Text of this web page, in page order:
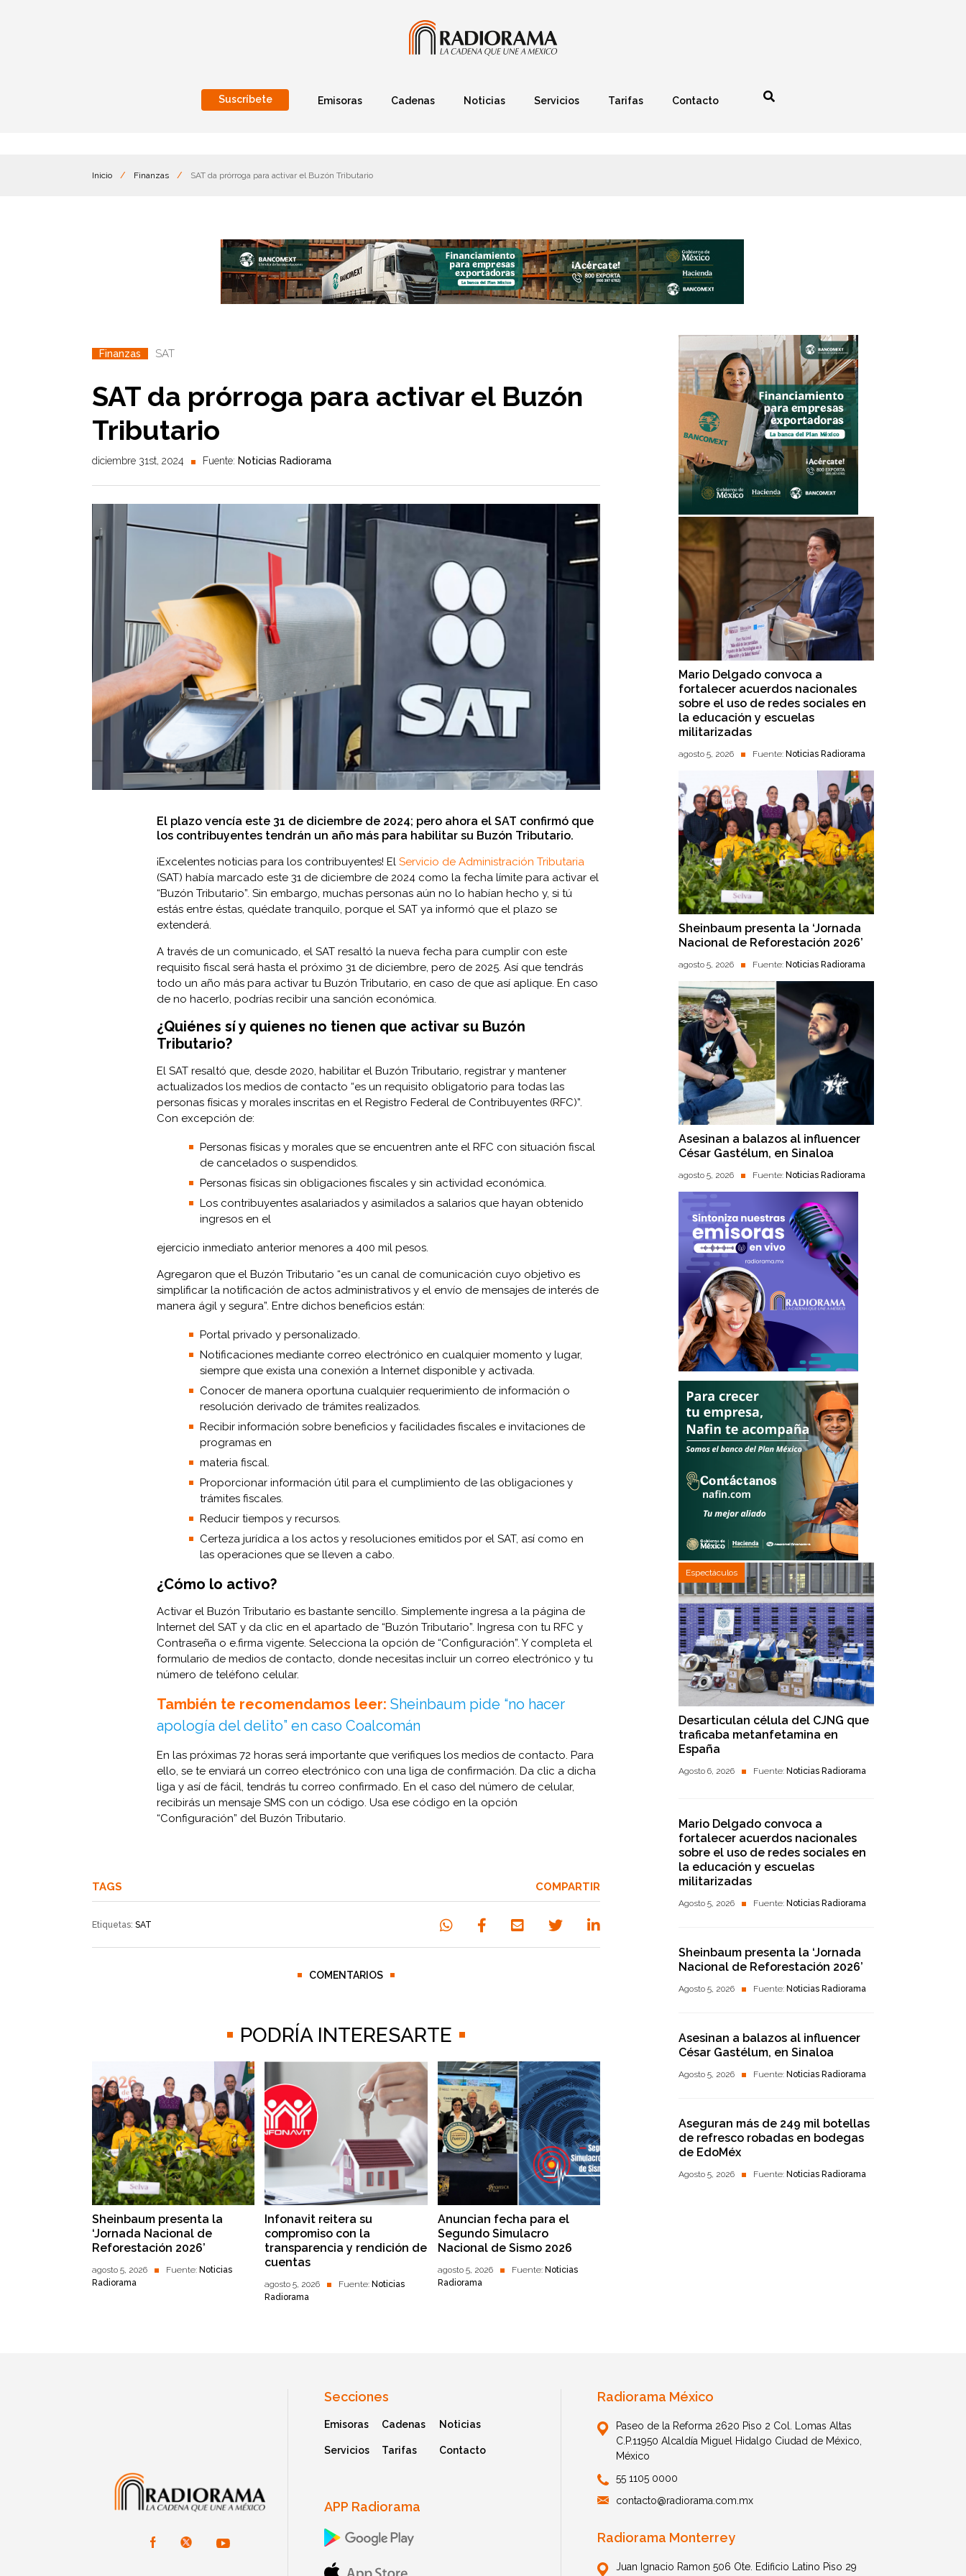
Suscríbete Emisoras Cadenas Noticias Servicios Tarifas Contacto
Inicio / Finanzas / SAT da prórroga para activar el Buzón Tributario
Finanzas SAT
SAT da prórroga para activar el Buzón
Tributario
diciembre 31st, 2024 Fuente: Noticias Radiorama
El plazo vencía este 31 de diciembre de 2024; pero ahora el SAT confirmó que
los contribuyentes tendrán un año más para habilitar su Buzón Tributario.
¡Excelentes noticias para los contribuyentes! El Servicio de Administración Tributaria
(SAT) había marcado este 31 de diciembre de 2024 como la fecha límite para activar el
“Buzón Tributario”. Sin embargo, muchas personas aún no lo habían hecho y, si tú
estás entre éstas, quédate tranquilo, porque el SAT ya informó que el plazo se
extenderá.
A través de un comunicado, el SAT resaltó la nueva fecha para cumplir con este
requisito fiscal será hasta el próximo 31 de diciembre, pero de 2025. Así que tendrás
todo un año más para activar tu Buzón Tributario, en caso de que así aplique. En caso
de no hacerlo, podrías recibir una sanción económica.
¿Quiénes sí y quienes no tienen que activar su Buzón
Tributario?
El SAT resaltó que, desde 2020, habilitar el Buzón Tributario, registrar y mantener
actualizados los medios de contacto “es un requisito obligatorio para todas las
personas físicas y morales inscritas en el Registro Federal de Contribuyentes (RFC)”.
Con excepción de:
Personas físicas y morales que se encuentren ante el RFC con situación fiscal
de cancelados o suspendidos.
Personas físicas sin obligaciones fiscales y sin actividad económica.
Los contribuyentes asalariados y asimilados a salarios que hayan obtenido
ingresos en el
ejercicio inmediato anterior menores a 400 mil pesos.
Agregaron que el Buzón Tributario “es un canal de comunicación cuyo objetivo es
simplificar la notificación de actos administrativos y el envío de mensajes de interés de
manera ágil y segura”. Entre dichos beneficios están:
Portal privado y personalizado.
Notificaciones mediante correo electrónico en cualquier momento y lugar,
siempre que exista una conexión a Internet disponible y activada.
Conocer de manera oportuna cualquier requerimiento de información o
resolución derivado de trámites realizados.
Recibir información sobre beneficios y facilidades fiscales e invitaciones de
programas en
materia fiscal.
Proporcionar información útil para el cumplimiento de las obligaciones y
trámites fiscales.
Reducir tiempos y recursos.
Certeza jurídica a los actos y resoluciones emitidos por el SAT, así como en
las operaciones que se lleven a cabo.
¿Cómo lo activo?
Activar el Buzón Tributario es bastante sencillo. Simplemente ingresa a la página de
Internet del SAT y da clic en el apartado de “Buzón Tributario”. Ingresa con tu RFC y
Contraseña o e.firma vigente. Selecciona la opción de “Configuración”. Y completa el
formulario de medios de contacto, donde necesitas incluir un correo electrónico y tu
número de teléfono celular.
También te recomendamos leer: Sheinbaum pide “no hacer
apología del delito” en caso Coalcomán
En las próximas 72 horas será importante que verifiques los medios de contacto. Para
ello, se te enviará un correo electrónico con una liga de confirmación. Da clic a dicha
liga y así de fácil, tendrás tu correo confirmado. En el caso del número de celular,
recibirás un mensaje SMS con un código. Usa ese código en la opción
“Configuración” del Buzón Tributario.
TAGS
Etiquetas: SAT
COMPARTIR
COMENTARIOS
PODRÍA INTERESARTE
Sheinbaum presenta la
‘Jornada Nacional de
Reforestación 2026’
agosto 5, 2026 Fuente: Noticias
Radiorama
Infonavit reitera su
compromiso con la
transparencia y rendición de
cuentas
agosto 5, 2026 Fuente:Noticias
Radiorama
Anuncian fecha para el
Segundo Simulacro
Nacional de Sismo 2026
agosto 5, 2026 Fuente: Noticias
Radiorama
Mario Delgado convoca a
fortalecer acuerdos nacionales
sobre el uso de redes sociales en
la educación y escuelas
militarizadas
agosto 5, 2026 Fuente: Noticias Radiorama
Sheinbaum presenta la ‘Jornada
Nacional de Reforestación 2026’
agosto 5, 2026 Fuente: Noticias Radiorama
Asesinan a balazos al influencer
César Gastélum, en Sinaloa
agosto 5, 2026 Fuente: Noticias Radiorama
Espectáculos
Desarticulan célula del CJNG que
traficaba metanfetamina en
España
Agosto 6, 2026 Fuente: Noticias Radiorama
Mario Delgado convoca a
fortalecer acuerdos nacionales
sobre el uso de redes sociales en
la educación y escuelas
militarizadas
Agosto 5, 2026 Fuente: Noticias Radiorama
Sheinbaum presenta la ‘Jornada
Nacional de Reforestación 2026’
Agosto 5, 2026 Fuente: Noticias Radiorama
Asesinan a balazos al influencer
César Gastélum, en Sinaloa
Agosto 5, 2026 Fuente: Noticias Radiorama
Aseguran más de 249 mil botellas
de refresco robadas en bodegas
de EdoMéx
Agosto 5, 2026 Fuente: Noticias Radiorama
Secciones
Emisoras Cadenas Noticias
Servicios Tarifas Contacto
APP Radiorama
Radiorama México
Paseo de la Reforma 2620 Piso 2 Col. Lomas Altas
C.P.11950 Alcaldía Miguel Hidalgo Ciudad de México,
México
55 1105 0000
contacto@radiorama.com.mx
Radiorama Monterrey
Juan Ignacio Ramon 506 Ote. Edificio Latino Piso 29